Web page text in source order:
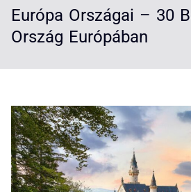
Európa Országai – 30
Ország Európában